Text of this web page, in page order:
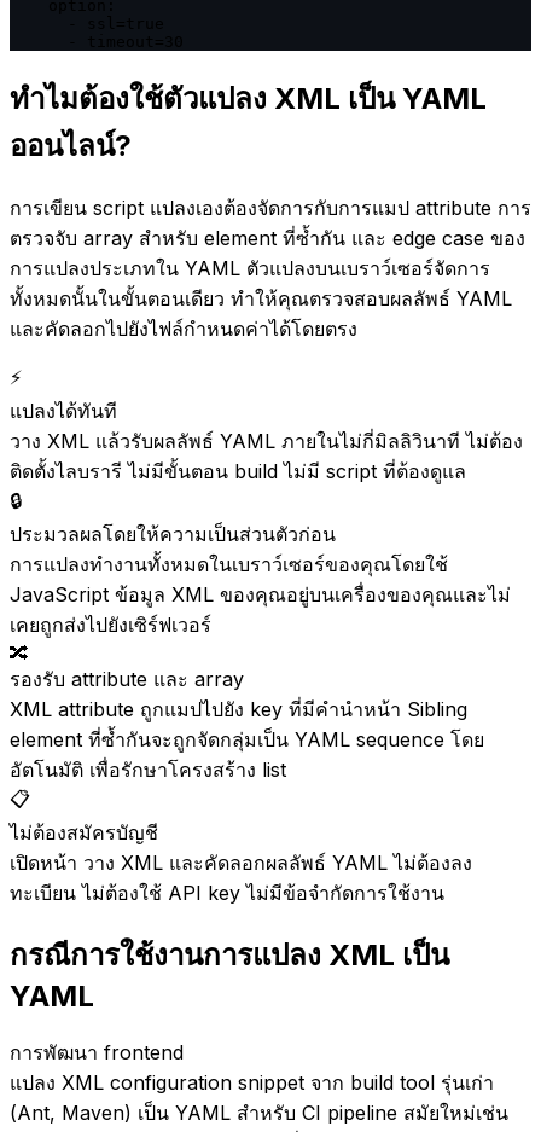
ทำไมต้องใช้ตัวแปลง XML เป็น YAML
ออนไลน์?
การเขียน script แปลงเองต้องจัดการกับการแมป attribute การ
ตรวจจับ array สำหรับ element ที่ซ้ำกัน และ edge case ของ
การแปลงประเภทใน YAML ตัวแปลงบนเบราว์เซอร์จัดการ
ทั้งหมดนั้นในขั้นตอนเดียว ทำให้คุณตรวจสอบผลลัพธ์ YAML
และคัดลอกไปยังไฟล์กำหนดค่าได้โดยตรง
⚡
แปลงได้ทันที
วาง XML แล้วรับผลลัพธ์ YAML ภายในไม่กี่มิลลิวินาที ไม่ต้อง
ติดตั้งไลบรารี ไม่มีขั้นตอน build ไม่มี script ที่ต้องดูแล
🔒
ประมวลผลโดยให้ความเป็นส่วนตัวก่อน
การแปลงทำงานทั้งหมดในเบราว์เซอร์ของคุณโดยใช้
JavaScript ข้อมูล XML ของคุณอยู่บนเครื่องของคุณและไม่
เคยถูกส่งไปยังเซิร์ฟเวอร์
🔀
รองรับ attribute และ array
XML attribute ถูกแมปไปยัง key ที่มีคำนำหน้า Sibling
element ที่ซ้ำกันจะถูกจัดกลุ่มเป็น YAML sequence โดย
อัตโนมัติ เพื่อรักษาโครงสร้าง list
📋
ไม่ต้องสมัครบัญชี
เปิดหน้า วาง XML และคัดลอกผลลัพธ์ YAML ไม่ต้องลง
ทะเบียน ไม่ต้องใช้ API key ไม่มีข้อจำกัดการใช้งาน
กรณีการใช้งานการแปลง XML เป็น
YAML
การพัฒนา frontend
แปลง XML configuration snippet จาก build tool รุ่นเก่า
(Ant, Maven) เป็น YAML สำหรับ CI pipeline สมัยใหม่เช่น